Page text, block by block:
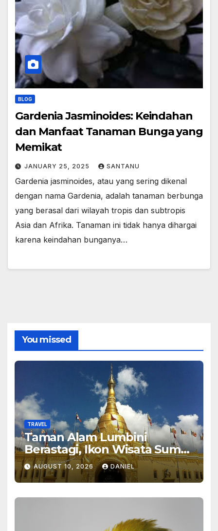
BLOG
Gardenia Jasminoides: Keindahan
dan Manfaat Tanaman Bunga yang
Memikat
JANUARY 25, 2025 SANTANU
Gardenia jasminoides, atau yang sering dikenal
dengan nama Gardenia, adalah tanaman berbunga
yang berasal dari wilayah tropis dan subtropis
Asia dan Afrika. Tanaman ini tidak hanya dihargai
karena keindahan bunganya…
You missed
TRAVEL
Taman Alam Lumbini
Berastagi, Ikon Wisata Sumut
2026
AUGUST 10, 2026 DANIEL